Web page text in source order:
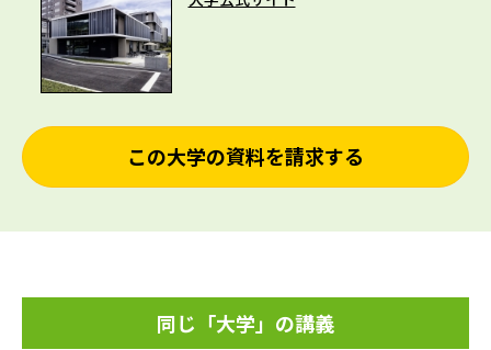
この大学の資料を請求する
同じ「大学」の講義